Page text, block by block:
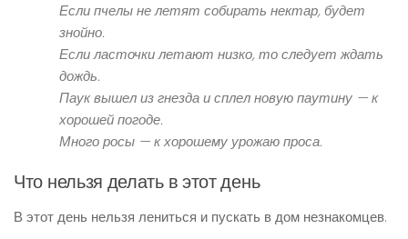
Если пчелы не летят собирать нектар, будет
знойно.
Если ласточки летают низко, то следует ждать
дождь.
Паук вышел из гнезда и сплел новую паутину — к
хорошей погоде.
Много росы — к хорошему урожаю проса.
Что нельзя делать в этот день
В этот день нельзя лениться и пускать в дом незнакомцев.